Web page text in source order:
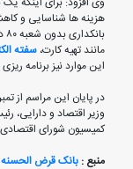
هزینه ها شناسایی و
مانند تهیه کارت، سفته
این موارد نیز برنامه
در پایان این مراسم از
وزیر اقتصاد و دارایی،
کمیسیون شورای
منبع :بانک قرض